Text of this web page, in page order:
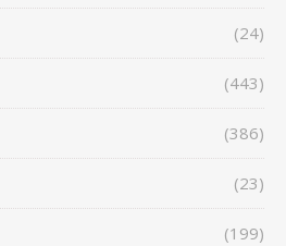
(24)
(443)
(386)
(23)
(199)